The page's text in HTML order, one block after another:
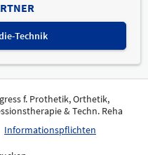
Technik
f. Prothetik, Orthetik,
& Techn. Reha
Informationspflichten